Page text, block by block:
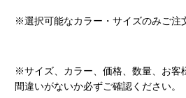
※選択可能なカラー・サイズのみご注
※サイズ、カラー、価格、数量、お客
間違いがないか必ずご確認ください。